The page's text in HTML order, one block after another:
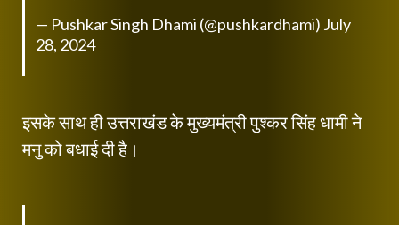
— Pushkar Singh Dhami (@pushkardhami) July
28, 2024
इसके साथ ही उत्तराखंड के मुख्यमंत्री पुश्कर सिंह धामी ने
मनु को बधाई दी है।